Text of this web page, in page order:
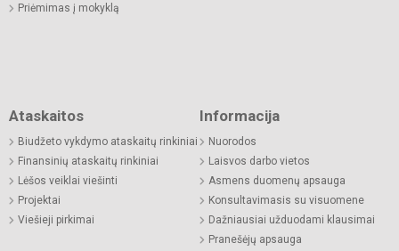
Priėmimas į mokyklą
Ataskaitos
Biudžeto vykdymo ataskaitų rinkiniai
Finansinių ataskaitų rinkiniai
Lėšos veiklai viešinti
Projektai
Viešieji pirkimai
Informacija
Nuorodos
Laisvos darbo vietos
Asmens duomenų apsauga
Konsultavimasis su visuomene
Dažniausiai užduodami klausimai
Pranešėjų apsauga